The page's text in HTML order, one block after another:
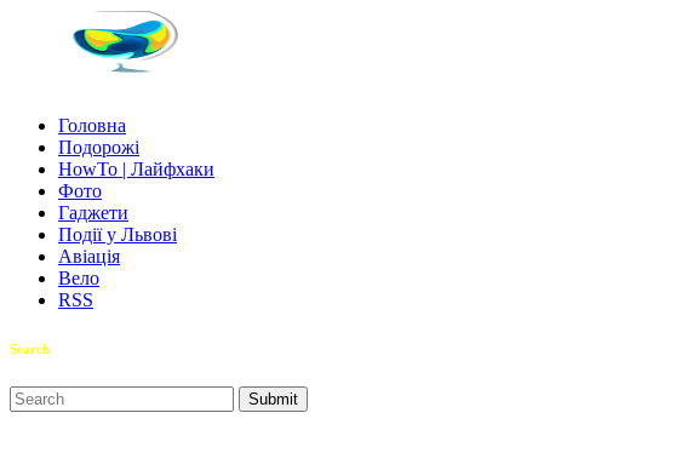
Головна
Подорожі
HowTo | Лайфхаки
Фото
Гаджети
Події у Львові
Авіація
Вело
RSS
Search